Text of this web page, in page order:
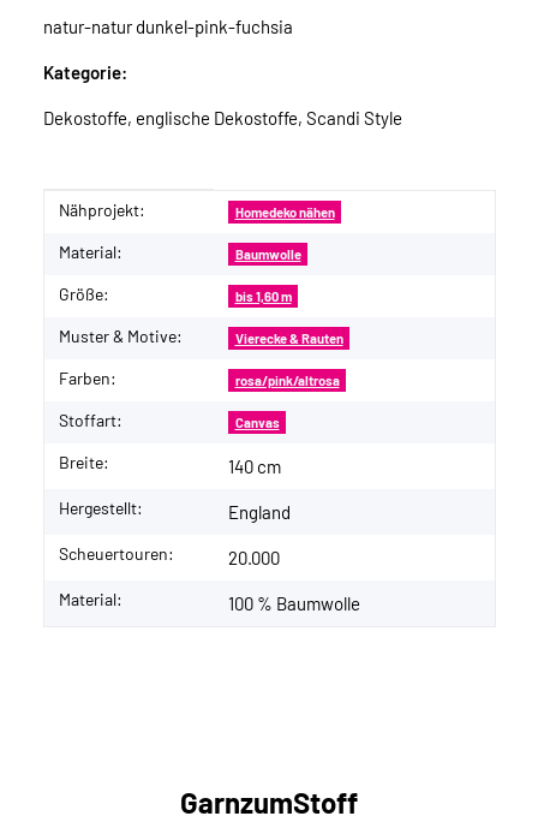
natur-natur dunkel-pink-fuchsia
Kategorie:
Dekostoffe, englische Dekostoffe, Scandi Style
Produkteigenschaft
Wert
Nähprojekt: Homedeko nähen
Material: Baumwolle
Größe: bis 1,60 m
Muster & Motive: Vierecke & Rauten
Farben: rosa/pink/altrosa
Stoffart: Canvas
Breite: 140 cm
Hergestellt: England
Scheuertouren: 20.000
Material: 100 % Baumwolle
GarnzumStoff